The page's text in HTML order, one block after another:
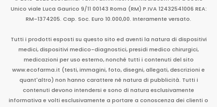
Unico viale Luca Gaurico 9/11 00143 Roma (RM) P.IVA 12432541006 REA:
RM-1374205. Cap. Soc. Euro 10.000,00. Interamente versato.
Tutti i prodotti esposti su questo sito ed aventi la natura di dispositivi
medici, dispositivi medico-diagnostici, presidi medico chirurgici,
medicazioni per uso esterno, nonché tutti i contenuti del sito
www.ecofarma.it (testi, immagini, foto, disegni, allegati, descrizioni e
quant'altro) non hanno carattere né natura di pubblicità. Tutti i
contenuti devono intendersi e sono di natura esclusivamente
informativa e volti esclusivamente a portare a conoscenza dei clienti o